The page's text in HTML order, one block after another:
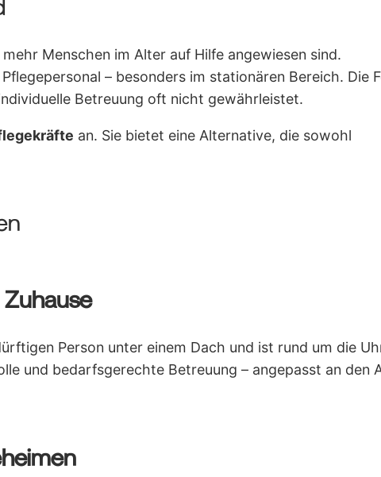
Menschen im Alter auf Hilfe angewiesen sind.
– besonders im stationären Bereich. Die
Betreuung oft nicht gewährleistet.
an. Sie bietet eine Alternative, die sowohl
Person unter einem Dach und ist rund um die
und bedarfsgerechte Betreuung – angepasst an den